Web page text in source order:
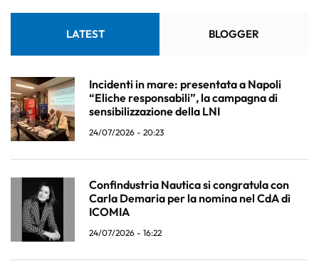
LATEST BLOGGER
Incidenti in mare: presentata a Napoli
“Eliche responsabili”, la campagna di
sensibilizzazione della LNI
24/07/2026 - 20:23
Confindustria Nautica si congratula con
Carla Demaria per la nomina nel CdA di
ICOMIA
24/07/2026 - 16:22